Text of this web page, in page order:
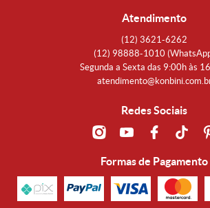
Atendimento
(12) 3621-6262
(12) 98888-1010
Segunda a Sexta das 9:00h às
Redes Sociais
Formas de Pagamento